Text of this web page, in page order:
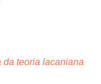
da teoria lacaniana